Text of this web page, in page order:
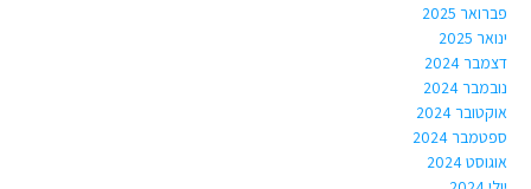
פברואר 2025
ינואר 2025
דצמבר 2024
נובמבר 2024
אוקטובר 2024
ספטמבר 2024
אוגוסט 2024